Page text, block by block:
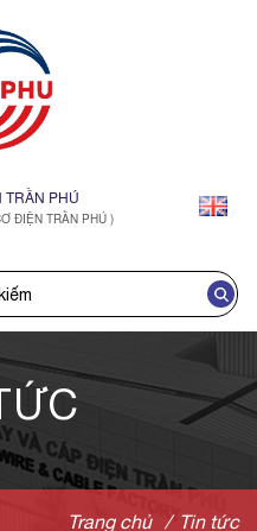
TRẦN PHÚ
ĐIỆN TRẦN PHÚ )
Trang chủ / Tin tức